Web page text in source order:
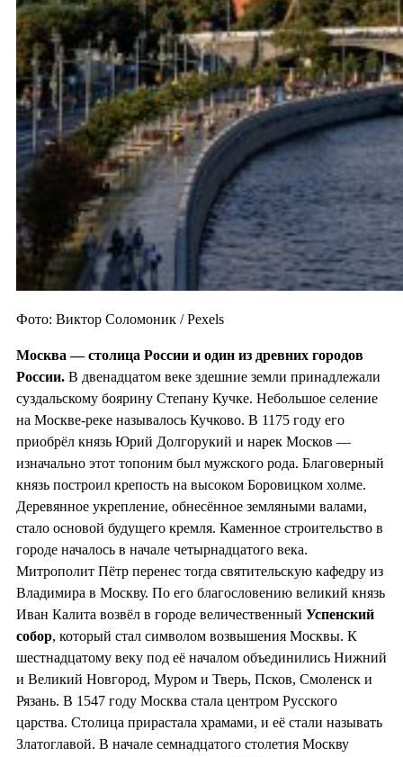
Фото: Виктор Соломоник / Pexels
Москва — столица России и один из древних городов
России. В двенадцатом веке здешние земли принадлежали
суздальскому боярину Степану Кучке. Небольшое селение
на Москве-реке называлось Кучково. В 1175 году его
приобрёл князь Юрий Долгорукий и нарек Москов —
изначально этот топоним был мужского рода. Благоверный
князь построил крепость на высоком Боровицком холме.
Деревянное укрепление, обнесённое земляными валами,
стало основой будущего кремля. Каменное строительство в
городе началось в начале четырнадцатого века.
Митрополит Пётр перенес тогда святительскую кафедру из
Владимира в Москву. По его благословению великий князь
Иван Калита возвёл в городе величественный Успенский
собор, который стал символом возвышения Москвы. К
шестнадцатому веку под её началом объединились Нижний
и Великий Новгород, Муром и Тверь, Псков, Смоленск и
Рязань. В 1547 году Москва стала центром Русского
царства. Столица прирастала храмами, и её стали называть
Златоглавой. В начале семнадцатого столетия Москву